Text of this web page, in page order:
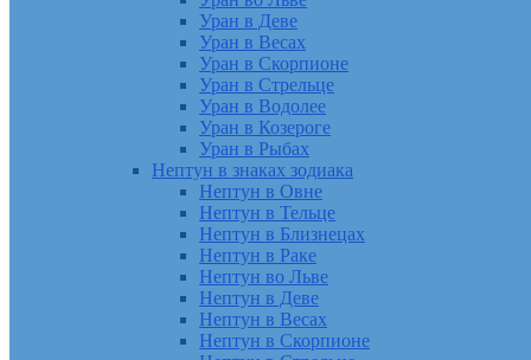
Уран в Деве
Уран в Весах
Уран в Скорпионе
Уран в Стрельце
Уран в Водолее
Уран в Козероге
Уран в Рыбах
Нептун в знаках зодиака
Нептун в Овне
Нептун в Тельце
Нептун в Близнецах
Нептун в Раке
Нептун во Льве
Нептун в Деве
Нептун в Весах
Нептун в Скорпионе